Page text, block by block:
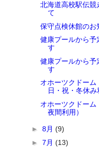
北海道高校駅伝
て
保守点検休館のお
健康プールから
す
健康プールから
す
オホーツクドー
日・祝・冬休み
オホーツクドー
夜間利用）
►8月(9)
►7月(13)